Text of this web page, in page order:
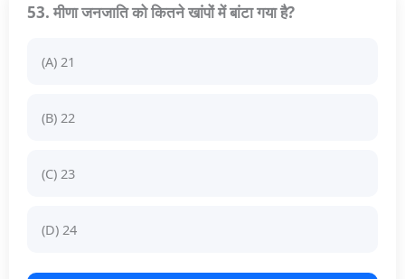
53. मीणा जनजाति को कितने खांपों में बांटा गया है?
(A) 21
(B) 22
(C) 23
(D) 24